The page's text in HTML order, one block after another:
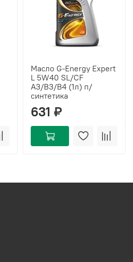
Масло G-Energy Expert
L 5W40 SL/CF
A3/B3/B4 (1л) п/
синтетика
631 ₽